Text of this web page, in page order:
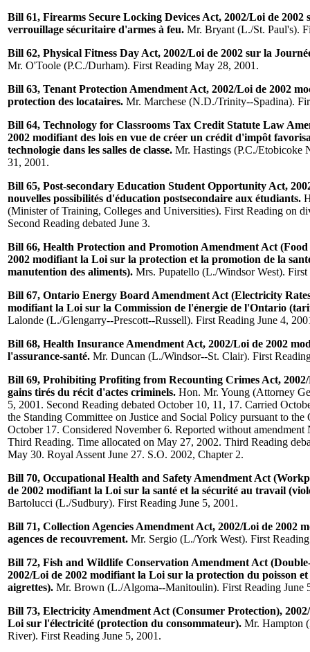
Bill 61, Firearms Secure Locking Devices Act, 2002/Loi de 2002
verrouillage sécuritaire d'armes à feu. Mr. Bryant (L./St. Paul's).
Bill 62, Physical Fitness Day Act, 2002/Loi de 2002 sur la
Mr. O'Toole (P.C./Durham). First Reading May 28, 2001.
Bill 63, Tenant Protection Amendment Act, 2002/Loi de 2002
protection des locataires. Mr. Marchese (N.D./Trinity--Spadina).
Bill 64, Technology for Classrooms Tax Credit Statute Law
2002 modifiant des lois en vue de créer un crédit d'impôt
technologie dans les salles de classe. Mr. Hastings (P.C./Etobicoke
31, 2001.
Bill 65, Post-secondary Education Student Opportunity Act,
nouvelles possibilités d'éducation postsecondaire aux étudiants.
(Minister of Training, Colleges and Universities). First Reading on
Second Reading debated June 3.
Bill 66, Health Protection and Promotion Amendment Act
2002 modifiant la Loi sur la protection et la promotion de la
manutention des aliments). Mrs. Pupatello (L./Windsor West).
Bill 67, Ontario Energy Board Amendment Act (Electricity
modifiant la Loi sur la Commission de l'énergie de l'Ontario
Lalonde (L./Glengarry--Prescott--Russell). First Reading June 4,
Bill 68, Health Insurance Amendment Act, 2002/Loi de 2002
l'assurance-santé. Mr. Duncan (L./Windsor--St. Clair). First
Bill 69, Prohibiting Profiting from Recounting Crimes Act,
gains tirés du récit d'actes criminels. Hon. Mr. Young (Attorney
5, 2001. Second Reading debated October 10, 11, 17. Carried
the Standing Committee on Justice and Social Policy pursuant to
October 17. Considered November 6. Reported without
Third Reading. Time allocated on May 27, 2002. Third Reading
May 30. Royal Assent June 27. S.O. 2002, Chapter 2.
Bill 70, Occupational Health and Safety Amendment Act
de 2002 modifiant la Loi sur la santé et la sécurité au travail
Bartolucci (L./Sudbury). First Reading June 5, 2001.
Bill 71, Collection Agencies Amendment Act, 2002/Loi de 2002
agences de recouvrement. Mr. Sergio (L./York West). First
Bill 72, Fish and Wildlife Conservation Amendment Act
2002/Loi de 2002 modifiant la Loi sur la protection du poisson
aigrettes). Mr. Brown (L./Algoma--Manitoulin). First Reading June
Bill 73, Electricity Amendment Act (Consumer Protection),
Loi sur l'électricité (protection du consommateur). Mr. Hampton
River). First Reading June 5, 2001.